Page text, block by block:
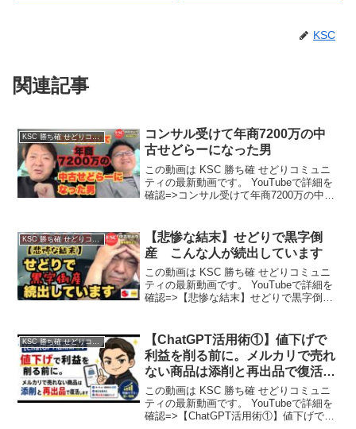
KSC
関連記事
KSC 勝ち確 せどりコミュニティ
コンサル受けて年商7200万の中
古せどらーになった男
この動画は KSC 勝ち確 せどりコミュニ
ティの最新動画です。 YouTubeで詳細を
確認=>コンサル受けて年商7200万の中古
【悲惨な結末】せどりで黒字倒
産 こんな人が続出しています
この動画は KSC 勝ち確 せどりコミュニ
ティの最新動画です。 YouTubeで詳細を
確認=>【悲惨な結末】せどりで黒字倒
KSC 勝ち確 せどりコミュニティ
【ChatGPT活用術①】値下げで
利益を削る前に。メルカリで売れ
ない商品は添削と再出品で復活し
ます
この動画は KSC 勝ち確 せどりコミュニ
ティの最新動画です。 YouTubeで詳細を
確認=>【ChatGPT活用術①】値下げで利